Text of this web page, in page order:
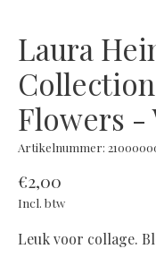
Laura
Flowers -
Artikelnummer:
€2,00
Incl. btw
Leuk voor collage.